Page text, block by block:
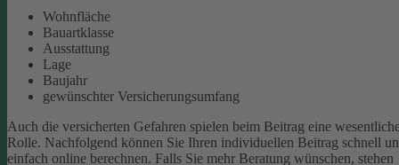
Wohnfläche
Bauartklasse
Ausstattung
Lage
Baujahr
gewünschter Versicherungsumfang
Auch die versicherten Gefahren spielen beim Beitrag eine
Rolle. Nachfolgend können Sie Ihren individuellen Beitrag schnell
einfach online berechnen. Falls Sie mehr Beratung wünschen, stehen